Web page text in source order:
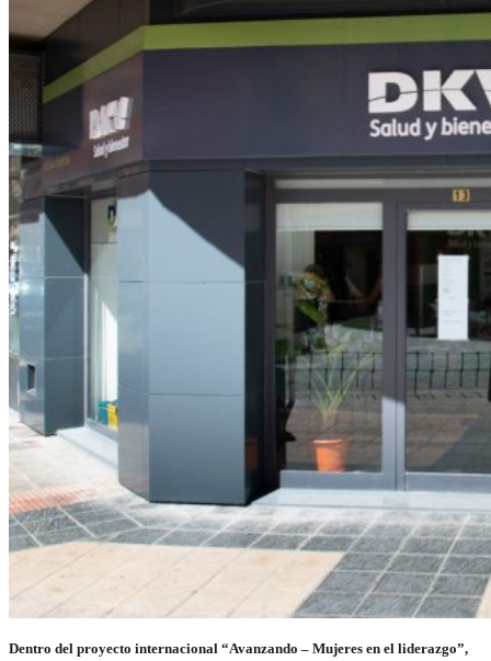
Dentro del proyecto internacional “Avanzando – Mujeres en el liderazgo”,